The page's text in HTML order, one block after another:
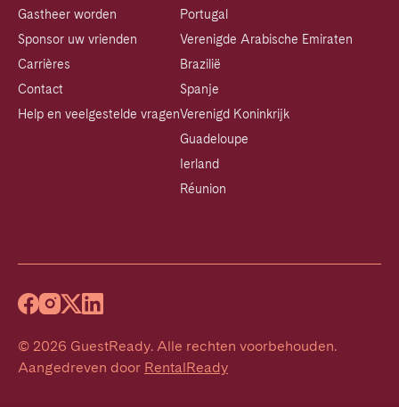
Gastheer worden
Sponsor uw vrienden
Carrières
Contact
Help en veelgestelde vragen
Portugal
Verenigde Arabische Emiraten
Brazilië
Spanje
Verenigd Koninkrijk
Guadeloupe
Ierland
Réunion
© 2026 GuestReady. Alle rechten voorbehouden.
Aangedreven door RentalReady